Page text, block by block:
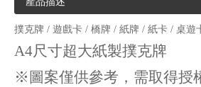
撲克牌 / 遊戲卡 / 橋牌 / 紙牌 / 紙卡 / 桌遊
A4尺寸超大紙製撲克牌
※圖案僅供參考，需取得授